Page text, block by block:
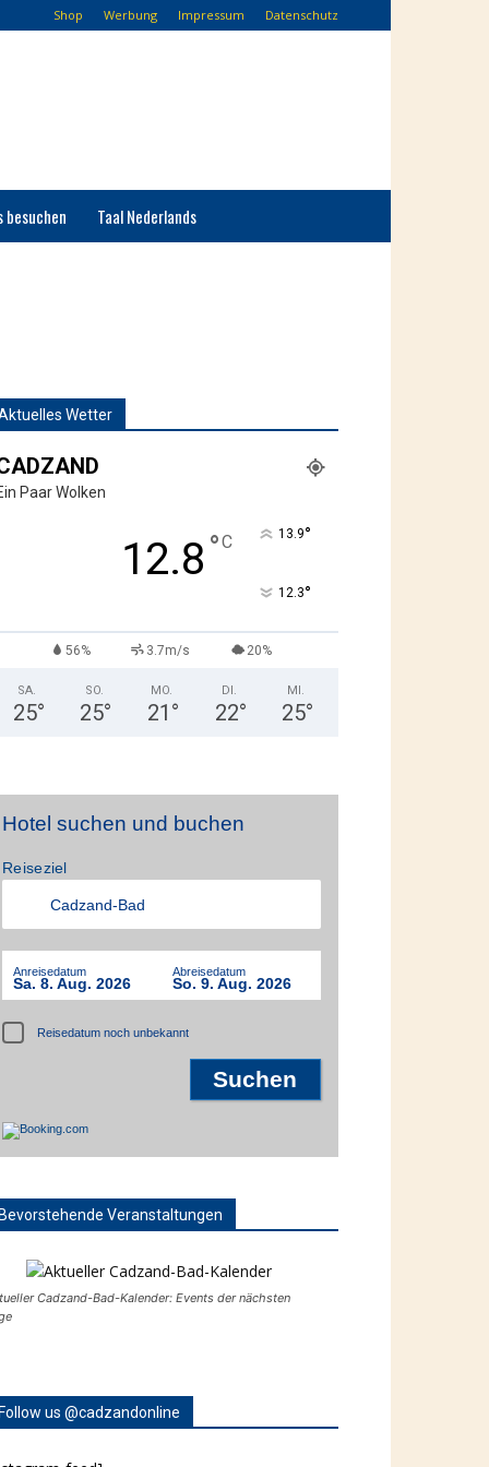
Shop Werbung Impressum Datenschutz
besuchen Taal Nederlands
Wetter
Paar Wolken
12.8 °C 13.9°
12.3°
56% 3.7m/s 20%
SA.
25°
SO.
25°
MO.
21 °
DI.
22°
MI.
25°
Hotel suchen und buchen
Reiseziel
Anreisedatum
Sa. 8. Aug. 2026
Abreisedatum
So. 9. Aug. 2026
Reisedatum noch unbekannt
Bevorstehende Veranstaltungen
Cadzand-Bad-Kalender: Events der nächsten
Follow us @cadzandonline